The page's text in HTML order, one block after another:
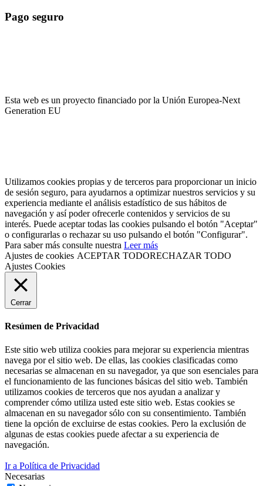
Pago seguro
Esta web es un proyecto financiado por la Unión Europea-Next
Generation EU
Utilizamos cookies propias y de terceros para proporcionar un inicio
de sesión seguro, para ayudarnos a optimizar nuestros servicios y su
experiencia mediante el análisis estadístico de sus hábitos de
navegación y así poder ofrecerle contenidos y servicios de su
interés. Puede aceptar todas las cookies pulsando el botón "Aceptar"
o configurarlas o rechazar su uso pulsando el botón "Configurar".
Para saber más consulte nuestra Leer más
Ajustes de cookies ACEPTAR TODORECHAZAR TODO
Ajustes Cookies
Cerrar
Resúmen de Privacidad
Este sitio web utiliza cookies para mejorar su experiencia mientras
navega por el sitio web. De ellas, las cookies clasificadas como
necesarias se almacenan en su navegador, ya que son esenciales para
el funcionamiento de las funciones básicas del sitio web. También
utilizamos cookies de terceros que nos ayudan a analizar y
comprender cómo utiliza usted este sitio web. Estas cookies se
almacenan en su navegador sólo con su consentimiento. También
tiene la opción de excluirse de estas cookies. Pero la exclusión de
algunas de estas cookies puede afectar a su experiencia de
navegación.
Ir a Política de Privacidad
Necesarias